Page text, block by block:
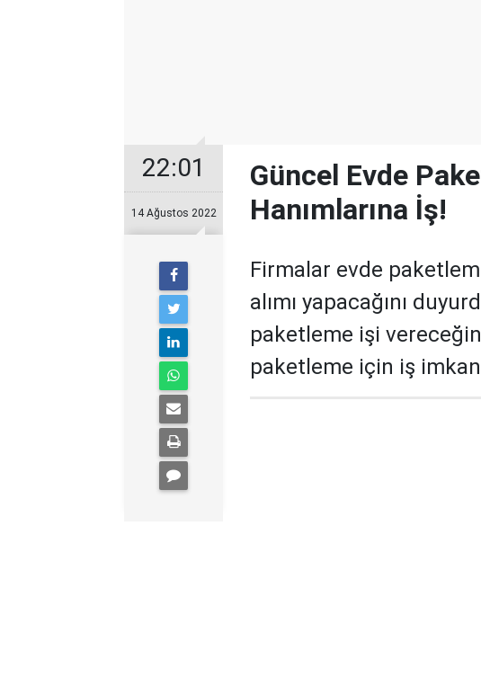
22:01
14 Ağustos 2022
Güncel Evde
Hanımlarına İş!
Firmalar evde
alımı yapacağını
paketleme işi
paketleme için iş